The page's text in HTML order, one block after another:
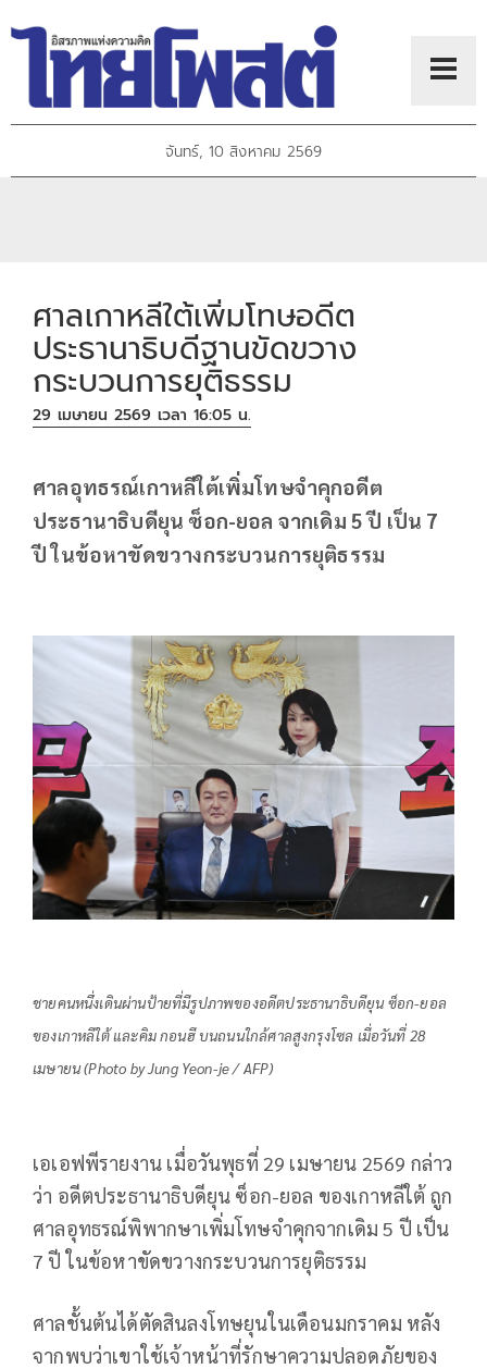
จันทร์, 10 สิงหาคม 2569
ศาลเกาหลีใต้เพิ่มโทษอดีต
ประธานาธิบดีฐานขัดขวาง
กระบวนการยุติธรรม
29 เมษายน 2569 เวลา 16:05 น.
ศาลอุทธรณ์เกาหลีใต้เพิ่มโทษจำคุกอดีต
ประธานาธิบดียุน ซ็อก-ยอล จากเดิม 5 ปี เป็น 7
ปี ในข้อหาขัดขวางกระบวนการยุติธรรม
ชายคนหนึ่งเดินผ่านป้ายที่มีรูปภาพของอดีตประธานาธิบดียุน ซ็อก-ยอล
ของเกาหลีใต้ และคิม กอนฮี บนถนนใกล้ศาลสูงกรุงโซล เมื่อวันที่ 28
เมษายน (Photo by Jung Yeon-je / AFP)
เอเอฟพีรายงาน เมื่อวันพุธที่ 29 เมษายน 2569 กล่าว
ว่า อดีตประธานาธิบดียุน ซ็อก-ยอล ของเกาหลีใต้ ถูก
ศาลอุทธรณ์พิพากษาเพิ่มโทษจำคุกจากเดิม 5 ปี เป็น
7 ปี ในข้อหาขัดขวางกระบวนการยุติธรรม
ศาลชั้นต้นได้ตัดสินลงโทษยุนในเดือนมกราคม หลัง
จากพบว่าเขาใช้เจ้าหน้าที่รักษาความปลอดภัยของ